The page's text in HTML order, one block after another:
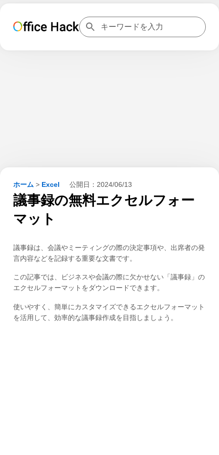
ホーム > Excel 公開日： 2024/06/13
議事録の無料エクセルフォー
マット
議事録は、会議やミーティングの際の決定事項や、出席者の発
言内容などを記録する重要な文書です。
この記事では、ビジネスや会議の際に欠かせない「議事録」の
エクセルフォーマットをダウンロードできます。
使いやすく、簡単にカスタマイズできるエクセルフォーマット
を活用して、効率的な議事録作成を目指しましょう。